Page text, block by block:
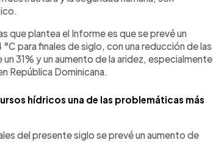
que plantea el Informe es que se prevé un
para finales de siglo, con una reducción de las
31% y un aumento de la aridez, especialmente
República Dominicana.
hídricos una de las problemáticas más
del presente siglo se prevé un aumento de